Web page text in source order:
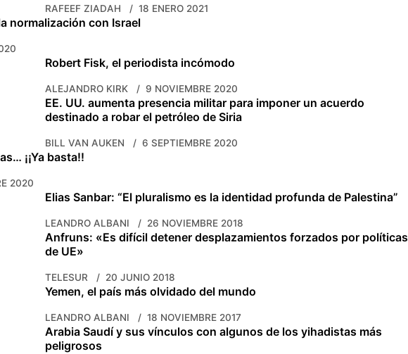
RAFEEF ZIADAH 18 ENERO 2021
normalización con Israel
Robert Fisk, el periodista incómodo
ALEJANDRO KIRK 9 NOVIEMBRE 2020
EE. UU. aumenta presencia militar para imponer un acuerdo
destinado a robar el petróleo de Siria
BILL VAN AUKEN 6 SEPTIEMBRE 2020
¡¡Ya basta!!
2020
Elias Sanbar: “El pluralismo es la identidad profunda de Palestina”
LEANDRO ALBANI 26 NOVIEMBRE 2018
Anfruns: «Es difícil detener desplazamientos forzados por políticas
de UE»
TELESUR 20 JUNIO 2018
Yemen, el país más olvidado del mundo
LEANDRO ALBANI 18 NOVIEMBRE 2017
Arabia Saudí y sus vínculos con algunos de los yihadistas más
peligrosos